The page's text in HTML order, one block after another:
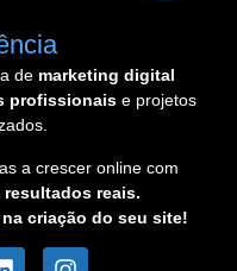
de marketing digital
profissionaise projetos
a crescer online com
reais.
criação do seu site!